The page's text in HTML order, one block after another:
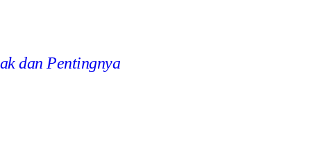
dan Pentingnya